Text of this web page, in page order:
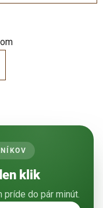
klik
do pár minút.